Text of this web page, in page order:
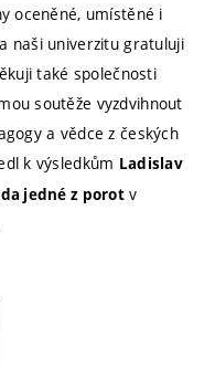
oceněné, umístěné i
naši univerzitu gratuluji
také společnosti
soutěže vyzdvihnout
a vědce z českých
k výsledkům Ladislav
jedné z porot v